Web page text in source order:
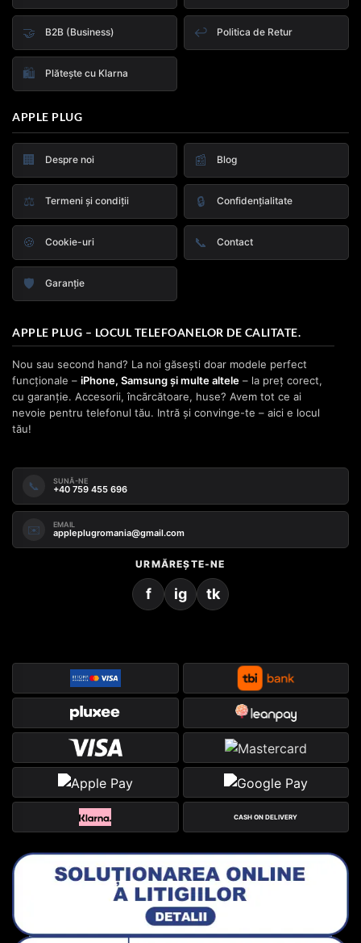
🤝 B2B (Business) ↩️ Politica de Retur
🛍️ Plătește cu Klarna
APPLE PLUG
🏢 Despre noi 📰 Blog
⚖️ Termeni și condiții 🔒 Confidențialitate
🍪 Cookie-uri 📞 Contact
🛡️ Garanție
APPLE PLUG – LOCUL TELEFOANELOR DE CALITATE.
Nou sau second hand? La noi găsești doar modele perfect
funcționale – iPhone, Samsung și multe altele – la preț corect,
cu garanție. Accesorii, încărcătoare, huse? Avem tot ce ai
nevoie pentru telefonul tău. Intră și convinge-te – aici e locul
tău!
📞 SUNĂ-NE
+40 759 455 696
✉️ EMAIL
appleplugromania@gmail.com
URMĂREȘTE-NE
f ig tk
CASH ON DELIVERY